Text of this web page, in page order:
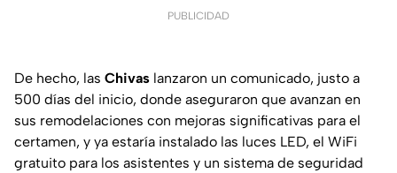
PUBLICIDAD
De hecho, las Chivas lanzaron un comunicado, justo a
500 días del inicio, donde aseguraron que avanzan en
sus remodelaciones con mejoras significativas para el
certamen, y ya estaría instalado las luces LED, el WiFi
gratuito para los asistentes y un sistema de seguridad